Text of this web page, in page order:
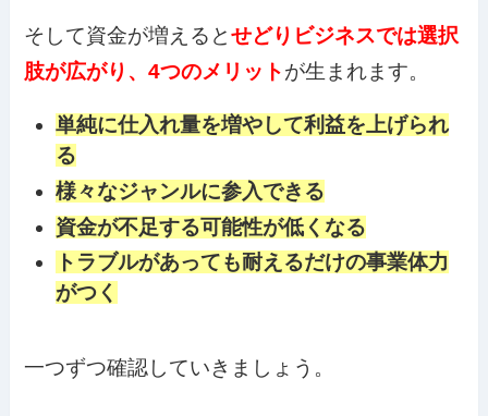
そして資金が増えるとせどりビジネスでは選択
肢が広がり、4つのメリットが生まれます。
単純に仕入れ量を増やして利益を上げられ
る
様々なジャンルに参入できる
資金が不足する可能性が低くなる
トラブルがあっても耐えるだけの事業体力
がつく
一つずつ確認していきましょう。